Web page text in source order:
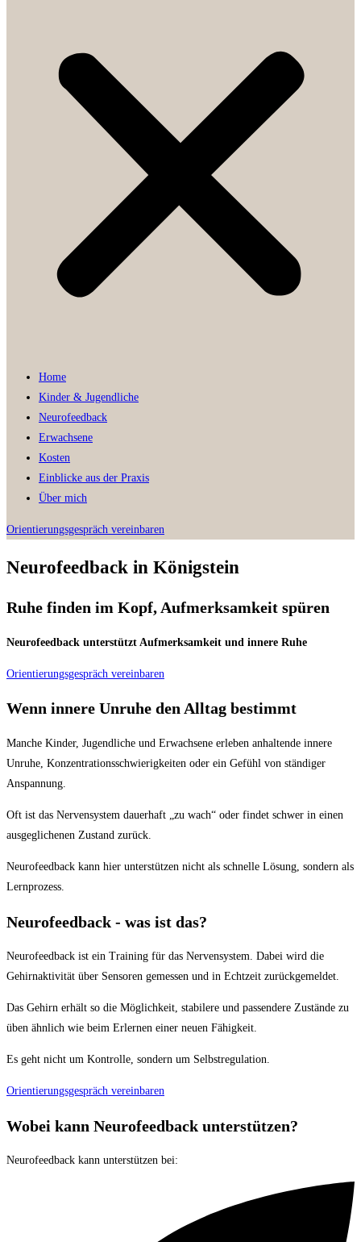
Home
Kinder & Jugendliche
Neurofeedback
Erwachsene
Kosten
Einblicke aus der Praxis
Über mich
Orientierungsgespräch vereinbaren
Neurofeedback in Königstein
Ruhe finden im Kopf, Aufmerksamkeit spüren
Neurofeedback unterstützt Aufmerksamkeit und innere Ruhe
Orientierungsgespräch vereinbaren
Wenn innere Unruhe den Alltag bestimmt
Manche Kinder, Jugendliche und Erwachsene erleben anhaltende innere
Unruhe, Konzentrationsschwierigkeiten oder ein Gefühl von ständiger
Anspannung.
Oft ist das Nervensystem dauerhaft „zu wach“ oder findet schwer in einen
ausgeglichenen Zustand zurück.
Neurofeedback kann hier unterstützen nicht als schnelle Lösung, sondern als
Lernprozess.
Neurofeedback - was ist das?
Neurofeedback ist ein Training für das Nervensystem. Dabei wird die
Gehirnaktivität über Sensoren gemessen und in Echtzeit zurückgemeldet.
Das Gehirn erhält so die Möglichkeit, stabilere und passendere Zustände zu
üben ähnlich wie beim Erlernen einer neuen Fähigkeit.
Es geht nicht um Kontrolle, sondern um Selbstregulation.
Orientierungsgespräch vereinbaren
Wobei kann Neurofeedback unterstützen?
Neurofeedback kann unterstützen bei: